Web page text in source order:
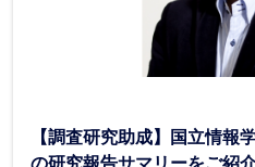
【調査研究助成】国立情報